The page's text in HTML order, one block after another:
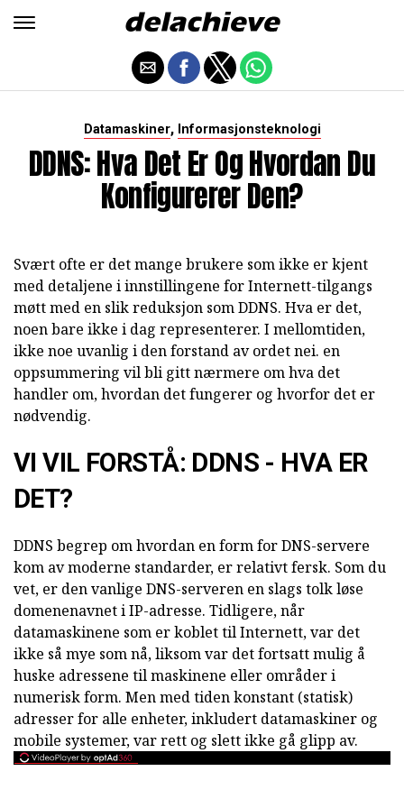
Datamaskiner, Informasjonsteknologi
DDNS: Hva Det Er Og Hvordan Du
Konfigurerer Den?
Svært ofte er det mange brukere som ikke er kjent
med detaljene i innstillingene for Internett-tilgangs
møtt med en slik reduksjon som DDNS. Hva er det,
noen bare ikke i dag representerer. I mellomtiden,
ikke noe uvanlig i den forstand av ordet nei. en
oppsummering vil bli gitt nærmere om hva det
handler om, hvordan det fungerer og hvorfor det er
nødvendig.
VI VIL FORSTÅ: DDNS - HVA ER
DET?
DDNS begrep om hvordan en form for DNS-servere
kom av moderne standarder, er relativt fersk. Som du
vet, er den vanlige DNS-serveren en slags tolk løse
domenenavnet i IP-adresse. Tidligere, når
datamaskinene som er koblet til Internett, var det
ikke så mye som nå, liksom var det fortsatt mulig å
huske adressene til maskinene eller områder i
numerisk form. Men med tiden konstant (statisk)
adresser for alle enheter, inkludert datamaskiner og
mobile systemer, var rett og slett ikke gå glipp av.